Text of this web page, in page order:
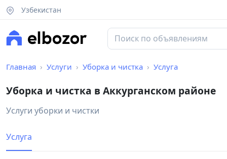
Узбекистан
Главная Услуги Уборка и чистка Услуга
Уборка и чистка в Аккурганском районе
Услуги уборки и чистки
Услуга